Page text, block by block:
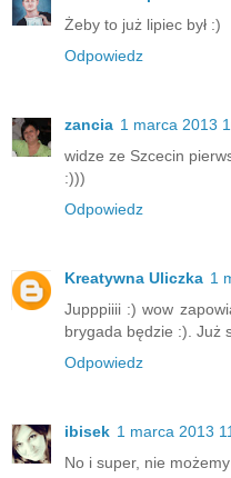
Żeby to już lipiec był :)
Odpowiedz
zancia 1 marca 2013
widze ze Szcecin
:)))
Odpowiedz
Kreatywna Uliczka 1
Jupppiiii :) wow
brygada będzie :). Już
Odpowiedz
ibisek 1 marca 2013
No i super, nie